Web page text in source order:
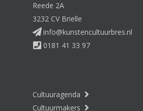
Reede 2A
3232 CV Brielle
info@kunstencultuurbres.nl
0181 41 33 97
Cultuuragenda
Cultuurmakers